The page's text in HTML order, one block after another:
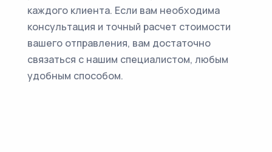
каждого клиента. Если вам необходима
консультация и точный расчет стоимости
вашего отправления, вам достаточно
связаться с нашим специалистом, любым
удобным способом.